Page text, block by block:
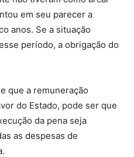
em seu parecer a
anos. Se a situação
período, a obrigação do
que a remuneração
do Estado, pode ser que
da pena seja
as despesas de